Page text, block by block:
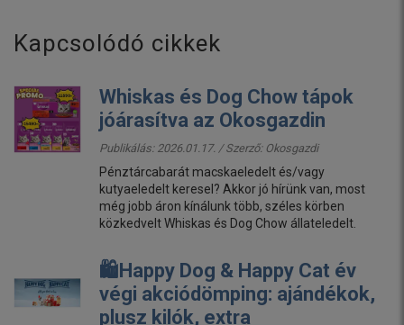
Kapcsolódó cikkek
Whiskas és Dog Chow tápok
jóárasítva az Okosgazdin
Publikálás: 2026.01.17. / Szerző: Okosgazdi
Pénztárcabarát macskaeledelt és/vagy
kutyaeledelt keresel? Akkor jó hírünk van, most
még jobb áron kínálunk több, széles körben
közkedvelt Whiskas és Dog Chow állateledelt.
🛍️Happy Dog & Happy Cat év
végi akciódömping: ajándékok,
plusz kilók, extra